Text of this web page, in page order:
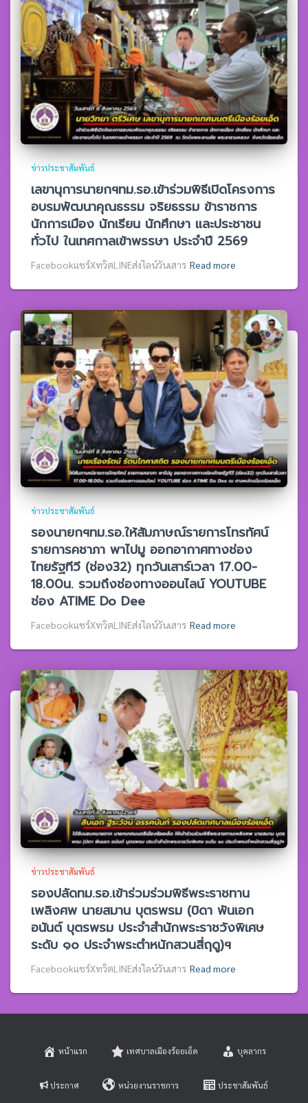
ข่าวประชาสัมพันธ์
เลขานุการนายกฯทม.รอ.เข้าร่วมพิธีเปิดโครงการ
อบรมพัฒนาคุณธรรม จริยธรรม ข้าราชการ
นักการเมือง นักเรียน นักศึกษา และประชาชน
ทั่วไป ในเทศกาลเข้าพรรษา ประจำปี 2569
Facebookแชร์XทวิตLINEส่งไลน์วันเสาร Read more
ข่าวประชาสัมพันธ์
รองนายกฯทม.รอ.ให้สัมภาษณ์รายการโทรทัศน์
รายการคชาภา พาไปมู ออกอากาศทางช่อง
ไทยรัฐทีวี (ช่อง32) ทุกวันเสาร์เวลา 17.00-
18.00น. รวมถึงช่องทางออนไลน์ YOUTUBE
ช่อง ATIME Do Dee
Facebookแชร์XทวิตLINEส่งไลน์วันเสาร Read more
ข่าวประชาสัมพันธ์
รองปลัดทม.รอ.เข้าร่วมร่วมพิธีพระราชทาน
เพลิงศพ นายสมาน บุตรพรม (บิดา พันเอก
อนันต์ บุตรพรม ประจำสำนักพระราชวังพิเศษ
ระดับ ๑๐ ประจำพระตำหนักสวนสี่ฤดู)ฯ
Facebookแชร์XทวิตLINEส่งไลน์วันเสาร Read more
หน้าแรก เทศบาลเมืองร้อยเอ็ด บุคลากร
ประกาศ หน่วยงานราชการ ประชาสัมพันธ์